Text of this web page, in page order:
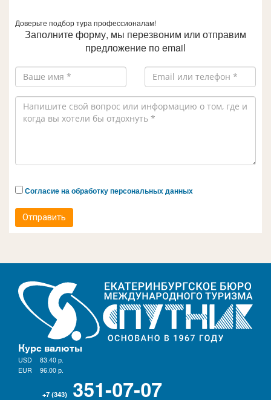
Доверьте подбор тура профессионалам!
Заполните форму, мы перезвоним или отправим
предложение по email
Согласие на обработку персональных данных
Отправить
Курс валюты
USD 83.40 р.
EUR
96.00 р.
+7 (343) 351-07-07